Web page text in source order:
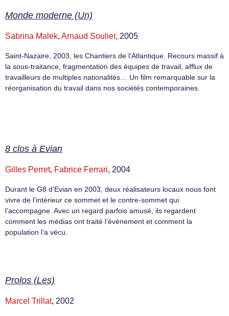
Monde moderne (Un)
Sabrina Malek, Arnaud Soulier, 2005
Saint-Nazaire, 2003, les Chantiers de l’Atlantique. Recours massif à
la sous-traitance, fragmentation des équipes de travail, afflux de
travailleurs de multiples nationalités… Un film remarquable sur la
réorganisation du travail dans nos sociétés contemporaines.
8 clos à Evian
Gilles Perret, Fabrice Ferrari, 2004
Durant le G8 d’Evian en 2003, deux réalisateurs locaux nous font
vivre de l’intérieur ce sommet et le contre-sommet qui
l’accompagne. Avec un regard parfois amusé, ils regardent
comment les médias ont traité l’évènement et comment la
population l’a vécu.
Prolos (Les)
Marcel Trillat, 2002